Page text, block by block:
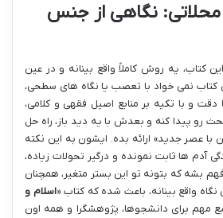
نگاهی از جنس
یه روش کاملاً واقع بینانه و در عین
کتاب نمی خواد با تعصب یا نگاه های سطحی،
و با تکیه بر منابع اصیل فقهی و کلامی،
رو پیدا کنه و بعدش با یه دید باز، راه حل
با عصر جدید» ارائه بده. ایشون به این نکته
آدم ها ثابت نمونده و درگیر تحولات زیاده،
بشه که بتونه تو این بستر متغیر، همچنان
واقع بینانه، باعث شده که کتاب «اسلام و
مهم برای دانشجوها، پژوهشگرا و همه اون